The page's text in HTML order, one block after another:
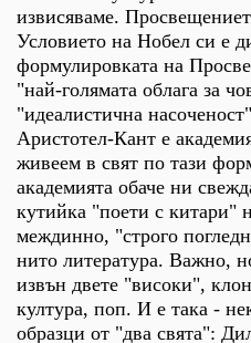
извисяваме.
Условието на Нобел си е
формулировката на
"най-голямата облага за
"идеалистична
Аристотел-Кант е
живеем в свят по тази
академията обаче ни
кутийка "поети с китари"
междинно, "строго
нито литература. Важно,
извън двете "високи",
култура, поп. И е така -
образци от "два свята":